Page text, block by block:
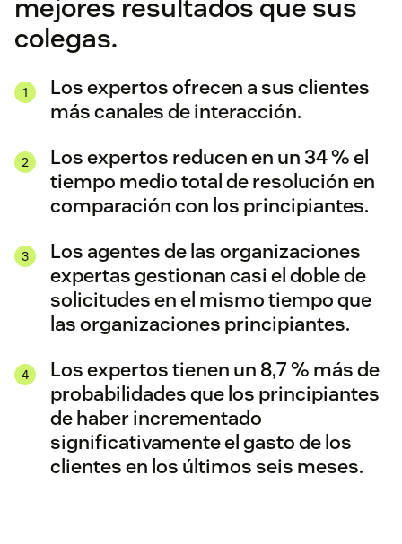
mejores resultados que sus
colegas.
Los expertos ofrecen a sus clientes
más canales de interacción.
Los expertos reducen en un 34 % el
tiempo medio total de resolución en
comparación con los principiantes.
Los agentes de las organizaciones
expertas gestionan casi el doble de
solicitudes en el mismo tiempo que
las organizaciones principiantes.
Los expertos tienen un 8,7 % más de
probabilidades que los principiantes
de haber incrementado
significativamente el gasto de los
clientes en los últimos seis meses.